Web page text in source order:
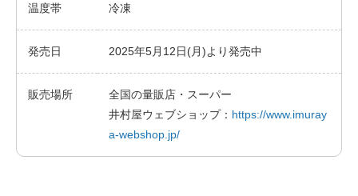
温度帯 冷凍
発売日 2025年5月12日(月)より発売中
販売場所
全国の量販店・スーパー
井村屋ウェブショップ： https://www.imuray
a-webshop.jp/